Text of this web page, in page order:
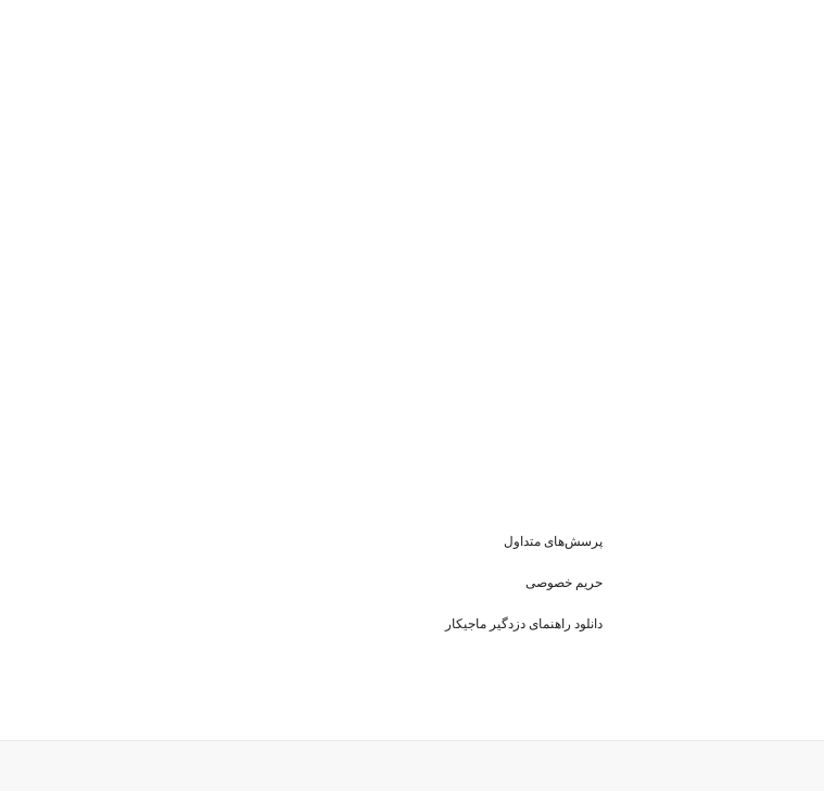
پرسش‌های متداول
حریم خصوصی
دانلود راهنمای دزدگیر ماجیکار